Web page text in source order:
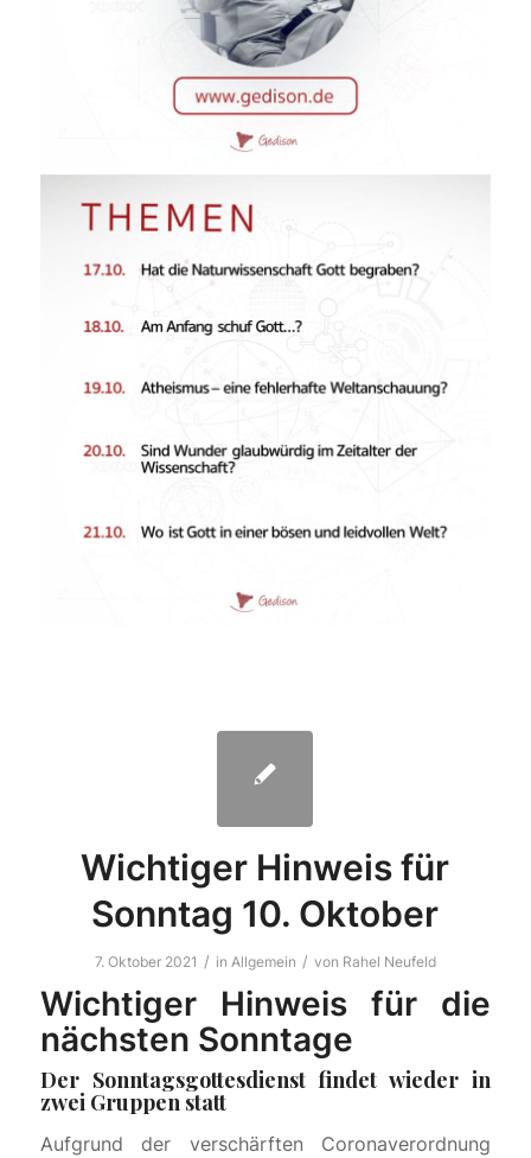
Wichtiger Hinweis für
Sonntag 10. Oktober
7. Oktober 2021 / in Allgemein / von Rahel Neufeld
Wichtiger Hinweis für die
nächsten Sonntage
Der Sonntagsgottesdienst findet wieder in
zwei Gruppen statt
Aufgrund der verschärften Coronaverordnung